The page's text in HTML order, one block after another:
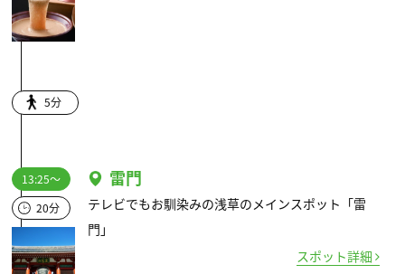
5分
13:25～
20分
雷門
テレビでもお馴染みの浅草のメインスポット「雷
門」
スポット詳細